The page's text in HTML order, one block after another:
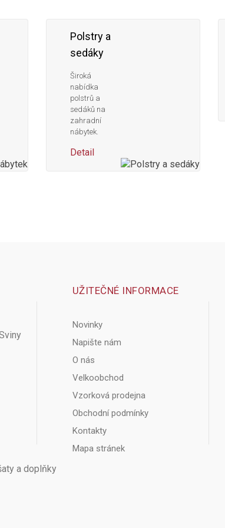
Polstry a
sedáky
Široká
nabídka
polstrů a
sedáků na
zahradní
nábytek.
Detail
UŽITEČNÉ INFORMACE
Novinky
Napište nám
O nás
Velkoobchod
Vzorková prodejna
Obchodní podmínky
Kontakty
Mapa stránek
a doplňky